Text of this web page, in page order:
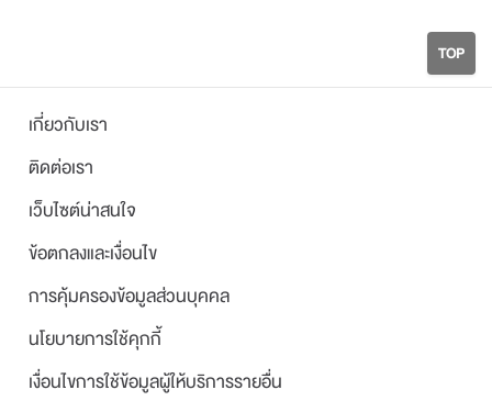
TOP
เกี่ยวกับเรา
ติดต่อเรา
เว็บไซต์น่าสนใจ
ข้อตกลงและเงื่อนไข
การคุ้มครองข้อมูลส่วนบุคคล
นโยบายการใช้คุกกี้
เงื่อนไขการใช้ข้อมูลผู้ให้บริการรายอื่น